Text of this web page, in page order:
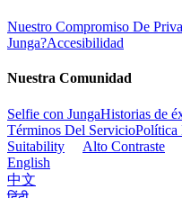
Nuestro Compromiso De
Junga?Accesibilidad
Nuestra Comunidad
Selfie con JungaHistorias de
Términos Del ServicioPolítica
Suitability
Alto Contraste
English
中文